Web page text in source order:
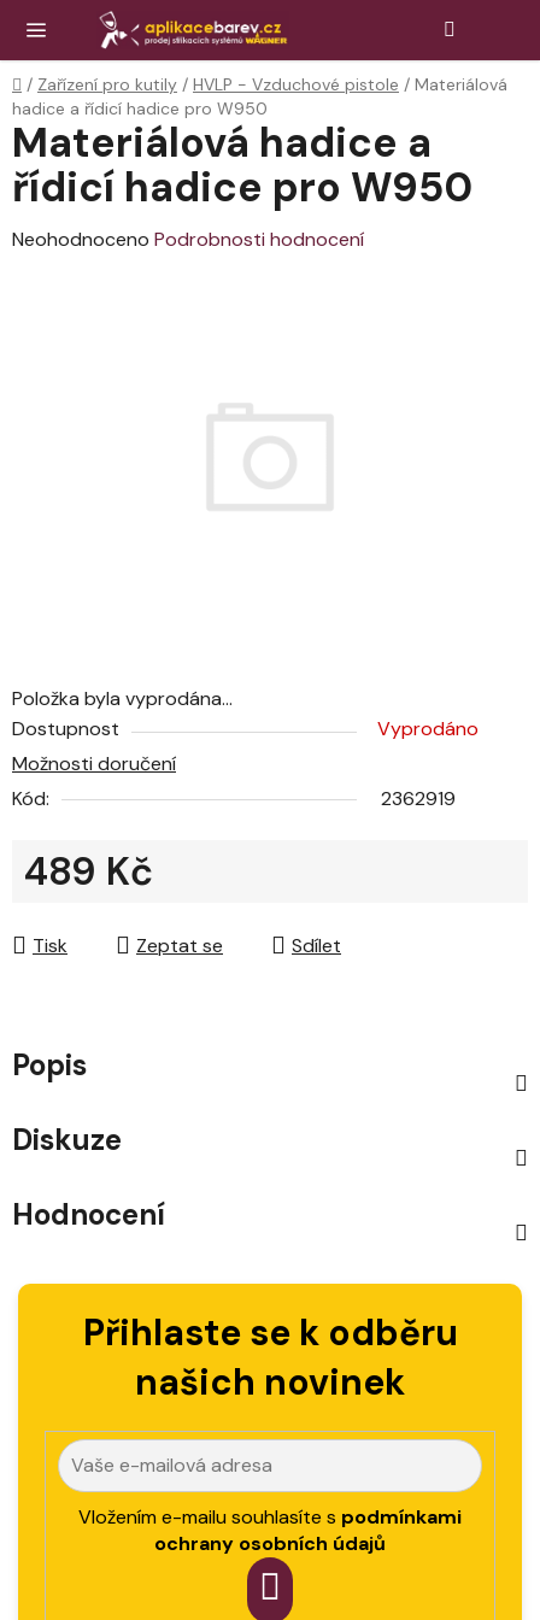
obsah
Domů
/ Zařízení pro kutily / HVLP - Vzduchové pistole / Materiálová
hadice a řídicí hadice pro W950
Položka byla vyprodána…
Dostupnost
Vyprodáno
Možnosti doručení
Kód:
2362919
489 Kč
Tisk
Zeptat se Sdílet
Materiálová hadice a
řídicí hadice pro W950
Průměrné
Neohodnoceno Podrobnosti hodnocení
Popis
Diskuze
Hodnocení
Přihlaste se k odběru
našich novinek
Vložením e-mailu souhlasíte s podmínkami
ochrany osobních údajů